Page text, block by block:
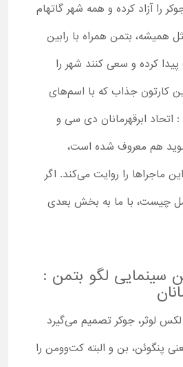
را آزاد کرده و همه شهر گاتهام
همیشه، بتمن همراه با رابین
کرده و سعی کنند شهر را
کارتون جذاب که با اسم‌های
اتحاد ابرقهرمانان دی سی و
هم معروف شده است،
ماجراها را روایت می‌کند. اگر
چیست، با ما به بخش بعدی
سینمایی لگو بتمن :
لوثر، جوکر تصمیم می‌گیرد
پنگوئن، بن و البته کت‌وومن را